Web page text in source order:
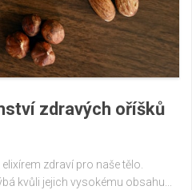
zdravých oříšků
zdraví pro naše tělo.
kvůli jejich vysokému obsahu...